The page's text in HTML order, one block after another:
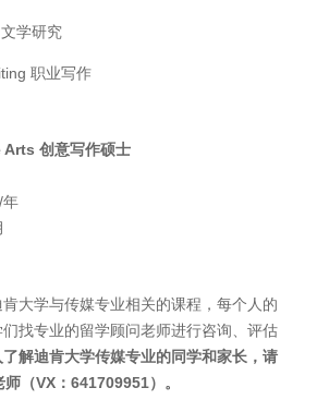
学研究
职业写作
Arts 创意写作硕士
大学与传媒专业相关的课程，每个人的
找专业的留学顾问老师进行咨询、评估
解迪肯大学传媒专业的同学和家长，请
师（VX：641709951）。